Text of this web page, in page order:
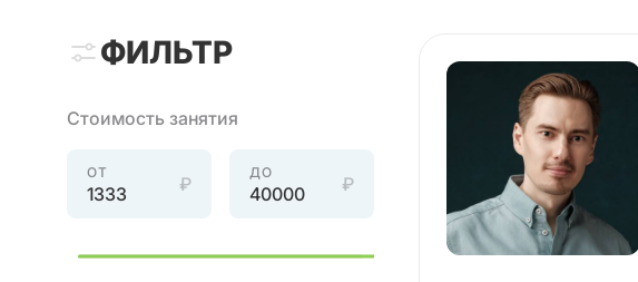
ФИЛЬТР
Стоимость занятия
ОТ
₽
ДО
₽